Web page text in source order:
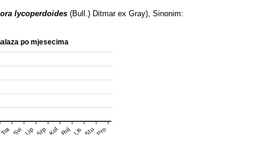
lycoperdoides (Bull.) Ditmar ex Gray), Sinonim:
po mjesecima
Tra Svi Lip Srp Kol Ruj Lis Stu Pro